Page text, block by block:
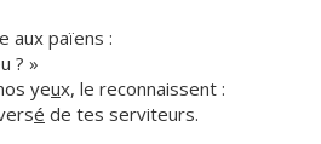
aux païens :
? »
yeux, le reconnaissent :
é de tes serviteurs.